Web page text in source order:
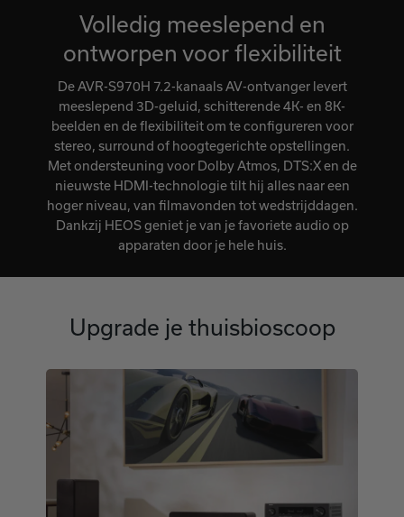
Volledig meeslepend en
ontworpen voor flexibiliteit
De AVR-S970H 7.2-kanaals AV-ontvanger levert
meeslepend 3D-geluid, schitterende 4K- en 8K-
beelden en de flexibiliteit om te configureren voor
stereo, surround of hoogtegerichte opstellingen.
Met ondersteuning voor Dolby Atmos, DTS:X en de
nieuwste HDMI-technologie tilt hij alles naar een
hoger niveau, van filmavonden tot wedstrijddagen.
Dankzij HEOS geniet je van je favoriete audio op
apparaten door je hele huis.
Upgrade je thuisbioscoop